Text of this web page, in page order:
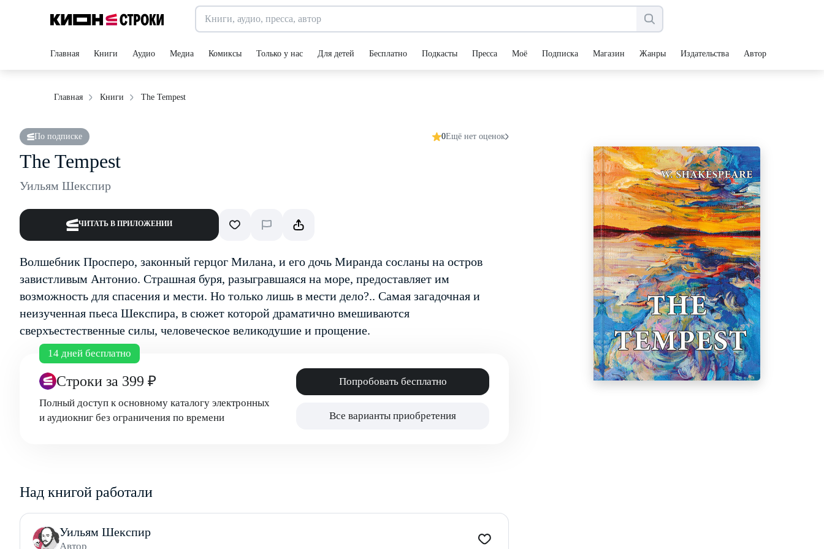
Главная Книги Аудио Медиа Комиксы Только у нас Для детей Бесплатно Подкасты Пресса Моё Подписка Магазин Жанры Издательства Авторы
Главная Книги The Tempest
По подписке 0Ещё нет оценок
The Tempest
Уильям Шекспир
ЧИТАТЬ В ПРИЛОЖЕНИИ
Волшебник Просперо, законный герцог Милана, и его дочь Миранда сосланы на остров
завистливым Антонио. Страшная буря, разыгравшаяся на море, предоставляет им
возможность для спасения и мести. Но только лишь в мести дело?.. Самая загадочная и
неизученная пьеса Шекспира, в сюжет которой драматично вмешиваются
сверхъестественные силы, человеческое великодушие и прощение.
14 дней бесплатно
Строки за 399 ₽
Полный доступ к основному каталогу электронных
и аудиокниг без ограничения по времени
Попробовать бесплатно
Все варианты приобретения
Над книгой работали
Уильям Шекспир
Автор